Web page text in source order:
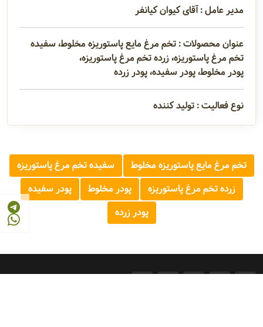
سابقه
شرکت
مدیر عامل : آقای کیوان کیانفر
عنوان محصولات : تخم مرغ مایع پاستوریزه مخلوط، سفیده
تخم مرغ پاستوریزه، زرده تخم مرغ پاستوریزه،
پودر مخلوط، پودر سفیده، پودر زرده
نوع فعالیت : تولید کننده
تخم مرغ مایع پاستوریزه مخلوط
سفیده تخم مرغ پاستوریزه
زرده تخم مرغ پاستوریزه
پودر مخلوط
پودر سفیده
پودر زرده